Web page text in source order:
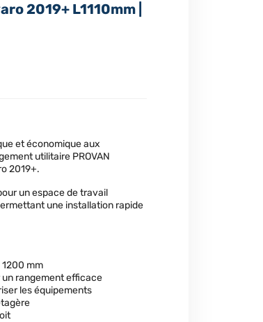
2019+ L1110mm |
et économique aux
utilitaire PROVAN
2019+.
un espace de travail
une installation rapide
1200 mm
rangement efficace
les équipements